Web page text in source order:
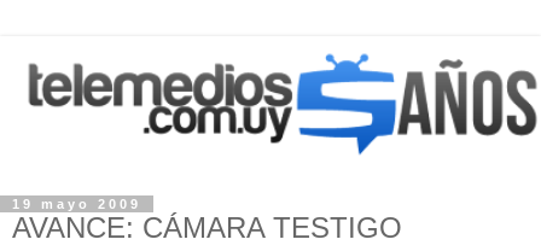
19 mayo 2009
AVANCE: CÁMARA TESTIGO